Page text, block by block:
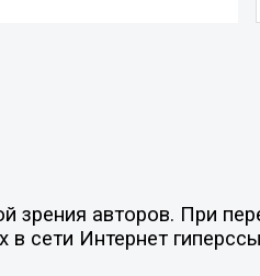
авторов. При
сети Интернет